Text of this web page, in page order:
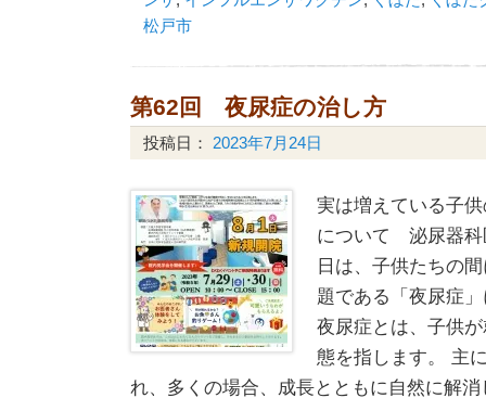
松戸市
第62回 夜尿症の治し方
投稿日： 2023年7月24日
実は増えている子
について 泌尿器科
日は、子供たちの
題である「夜尿症
夜尿症とは、子供
態を指します。 主
れ、多くの場合、成長とともに自然に解